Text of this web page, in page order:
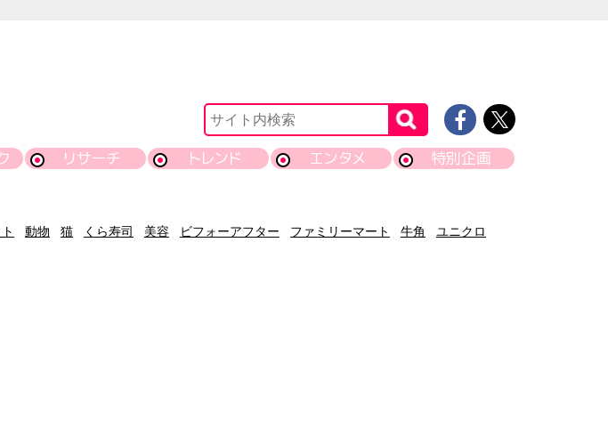
リサーチ トレンド エンタメ 特別企画
動物 猫 くら寿司 美容 ビフォーアフター ファミリーマート 牛角
ユニクロ